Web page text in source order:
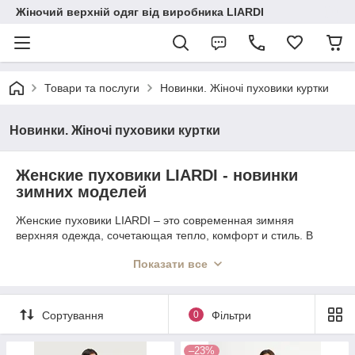
Жіночий верхній одяг від виробника LIARDI
Товари та послуги Новинки. Жіночі пуховики куртки
Новинки. Жіночі пуховики куртки
Женские пуховики LIARDI - новинки
зимних моделей
Женские пуховики LIARDI – это современная зимняя
верхняя одежда, сочетающая тепло, комфорт и стиль. В
женщин, которые ценят практичность, качественный пошив и
ежедневного ношения: прогулок, работы, путешествий и
активной городской жизни. В коллекции представлены
разные фасоны, длины и цвета, чтобы каждая женщина
Показати все
Сортування 0 Фільтри
–23%